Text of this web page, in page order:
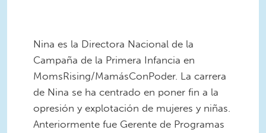
Nina es la Directora Nacional de la
Campaña de la Primera Infancia en
MomsRising/MamásConPoder. La carrera
de Nina se ha centrado en poner fin a la
opresión y explotación de mujeres y niñas.
Anteriormente fue Gerente de Programas